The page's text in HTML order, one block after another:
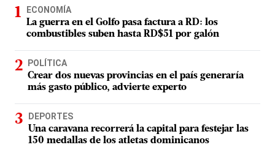
ECONOMÍA
La guerra en el Golfo pasa factura a RD: los
combustibles suben hasta RD$51 por galón
POLÍTICA
Crear dos nuevas provincias en el país generaría
más gasto público, advierte experto
DEPORTES
Una caravana recorrerá la capital para festejar las
150 medallas de los atletas dominicanos